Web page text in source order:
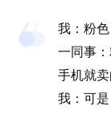
我：粉
一同事
手机就
我：可